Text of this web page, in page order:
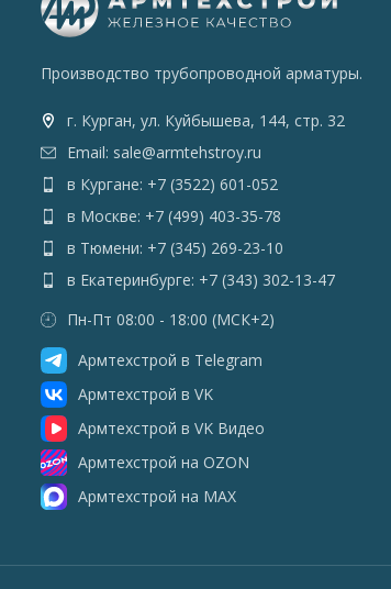
Производство трубопроводной арматуры.
г. Курган, ул. Куйбышева, 144, стр. 32
Email: sale@armtehstroy.ru
в Кургане: +7 (3522) 601-052
в Москве: +7 (499) 403-35-78
в Тюмени: +7 (345) 269-23-10
в Екатеринбурге: +7 (343) 302-13-47
Пн-Пт 08:00 - 18:00 (МСК+2)
Армтехстрой в Telegram
Армтехстрой в VK
Армтехстрой в VK Видео
Армтехстрой на OZON
Армтехстрой на MAX